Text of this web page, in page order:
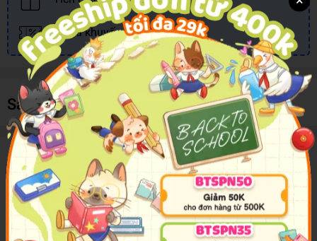
Nhiều khuyến mãi, ưu đãi
Sản phẩm cùng loại
Mô tả sản phẩm
Kẹp Bướm 19 mm Double A
Sản phẩm thiết kế đơn giản, tiện dụng, giúp bạn dễ dàng
bảo quản, phân loại và tránh thất lạc các liên giấy, tài liệu rời